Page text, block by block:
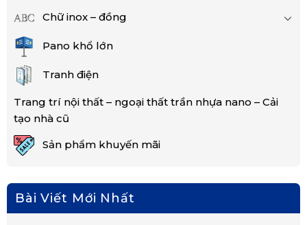
Chữ inox – đồng
Pano khổ lớn
Tranh điện
Trang trí nội thất – ngoại thất trần nhựa nano – Cải
tạo nhà cũ
Sản phẩm khuyến mãi
Bài Viết Mới Nhất